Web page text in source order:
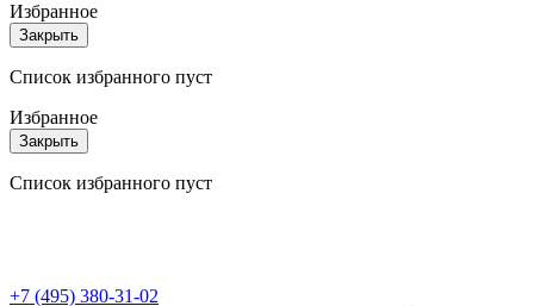
Избранное
Закрыть
Список избранного пуст
Избранное
Закрыть
Список избранного пуст
+7 (495) 380-31-02